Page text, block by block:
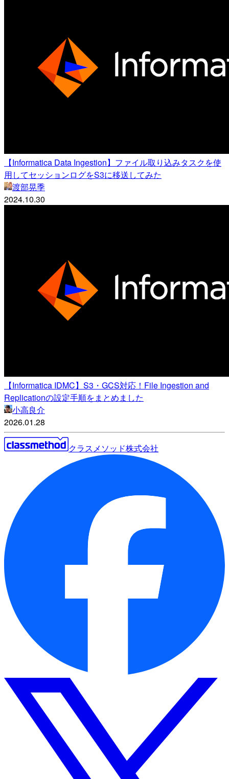
【Informatica Data Ingestion】ファイル取り込みタスクを使
用してセッションログをS3に移送してみた
渡部晃季
2024.10.30
【Informatica IDMC】S3・GCS対応！File Ingestion and
Replicationの設定手順をまとめました
小高良介
2026.01.28
クラスメソッド株式会社